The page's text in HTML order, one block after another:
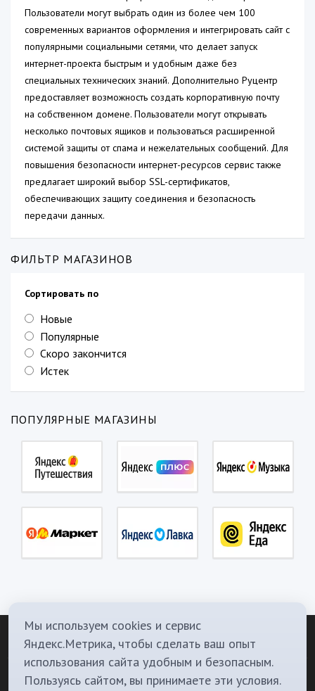
Пользователи могут выбрать один из более чем 100
современных вариантов оформления и интегрировать сайт с
популярными социальными сетями, что делает запуск
интернет-проекта быстрым и удобным даже без
специальных технических знаний. Дополнительно Руцентр
предоставляет возможность создать корпоративную почту
на собственном домене. Пользователи могут открывать
несколько почтовых ящиков и пользоваться расширенной
системой защиты от спама и нежелательных сообщений. Для
повышения безопасности интернет-ресурсов сервис также
предлагает широкий выбор SSL-сертификатов,
обеспечивающих защиту соединения и безопасность
передачи данных.
ФИЛЬТР МАГАЗИНОВ
Сортировать по
Новые
Популярные
Скоро закончится
Истек
ПОПУЛЯРНЫЕ МАГАЗИНЫ
О Нас Политика конфиденциальности Контакты Телеграм канал
Мы используем cookies и сервис
Яндекс.Метрика, чтобы сделать ваш опыт
использования сайта удобным и безопасным.
Пользуясь сайтом, вы принимаете эти условия.